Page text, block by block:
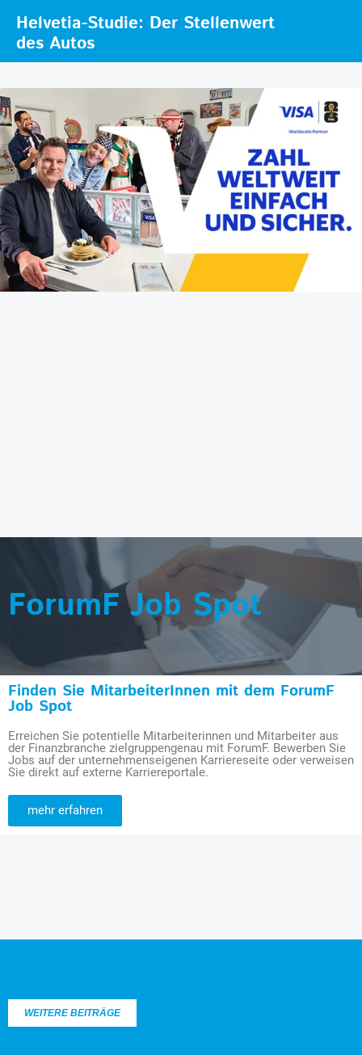
Helvetia-Studie: Der Stellenwert
des Autos
ForumF Job Spot
Finden Sie MitarbeiterInnen mit dem ForumF
Job Spot
Erreichen Sie potentielle Mitarbeiterinnen und Mitarbeiter aus
der Finanzbranche zielgruppengenau mit ForumF. Bewerben Sie
Jobs auf der unternehmenseigenen Karriereseite oder verweisen
Sie direkt auf externe Karriereportale.
mehr erfahren
WEITERE BEITRÄGE